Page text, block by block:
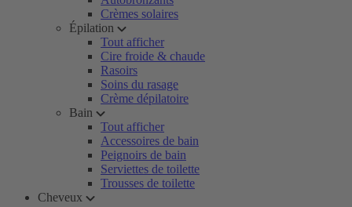
Crèmes solaires
Épilation
Tout afficher
Cire froide & chaude
Rasoirs
Soins du rasage
Crème dépilatoire
Bain
Tout afficher
Accessoires de bain
Peignoirs de bain
Serviettes de toilette
Trousses de toilette
Cheveux